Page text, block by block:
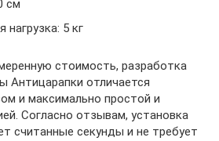
см
нагрузка: 5 кг
стоимость, разработка
Антицарапки отличается
и максимально простой и
Согласно отзывам, установка
считанные секунды и не требует